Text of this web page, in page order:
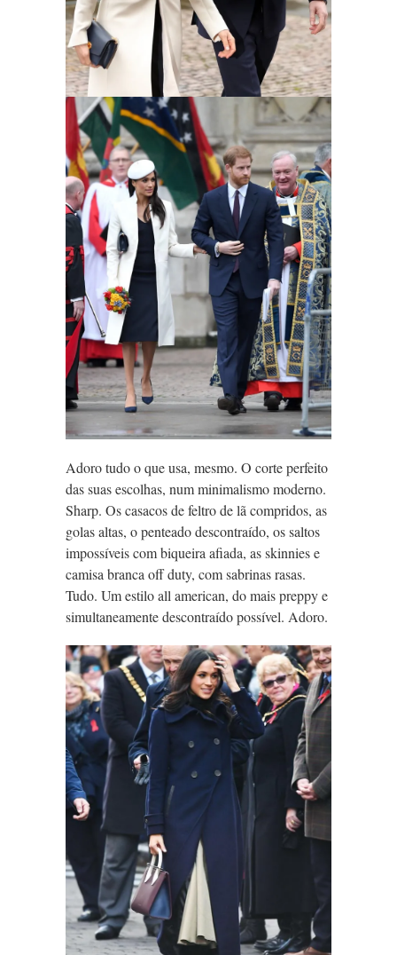
Adoro tudo o que usa, mesmo. O corte perfeito
das suas escolhas, num minimalismo moderno.
Sharp. Os casacos de feltro de lã compridos, as
golas altas, o penteado descontraído, os saltos
impossíveis com biqueira afiada, as skinnies e
camisa branca off duty, com sabrinas rasas.
Tudo. Um estilo all american, do mais preppy e
simultaneamente descontraído possível. Adoro.